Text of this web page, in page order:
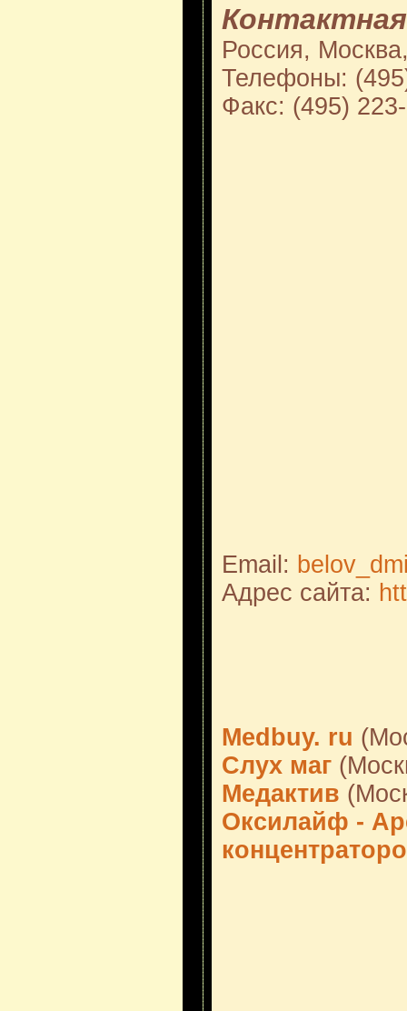
Россия,
Телефоны:
Факс: (495)
Email:
Адрес сайта:
Medbuy. ru
Слух маг
Медактив
Оксилайф -